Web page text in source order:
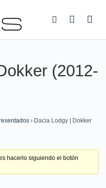
(2012-
› Dacia Lodgy | Dokker
hacerlo siguiendo el botón